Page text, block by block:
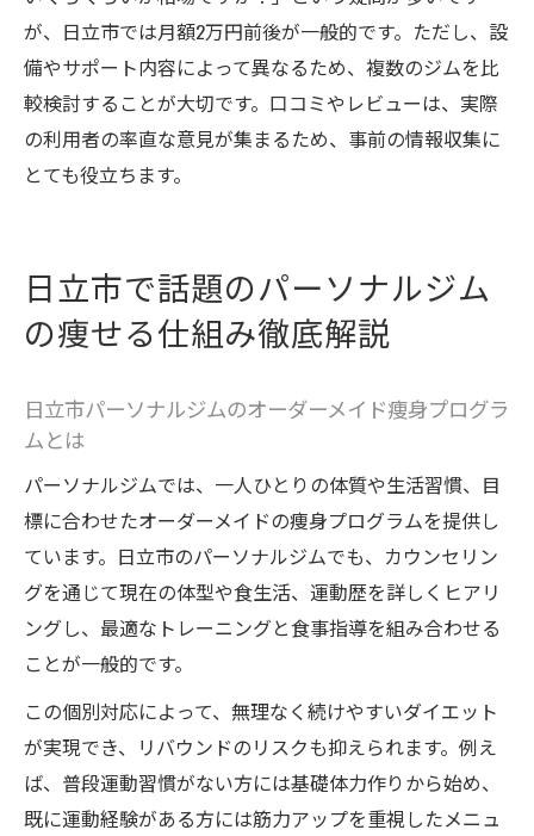
が、日立市では月額2万円前後が一般的です。ただし、設
備やサポート内容によって異なるため、複数のジムを比
較検討することが大切です。口コミやレビューは、実際
の利用者の率直な意見が集まるため、事前の情報収集に
とても役立ちます。
日立市で話題のパーソナルジム
の痩せる仕組み徹底解説
日立市パーソナルジムのオーダーメイド痩身プログラ
ムとは
パーソナルジムでは、一人ひとりの体質や生活習慣、目
標に合わせたオーダーメイドの痩身プログラムを提供し
ています。日立市のパーソナルジムでも、カウンセリン
グを通じて現在の体型や食生活、運動歴を詳しくヒアリ
ングし、最適なトレーニングと食事指導を組み合わせる
ことが一般的です。
この個別対応によって、無理なく続けやすいダイエット
が実現でき、リバウンドのリスクも抑えられます。例え
ば、普段運動習慣がない方には基礎体力作りから始め、
既に運動経験がある方には筋力アップを重視したメニュ